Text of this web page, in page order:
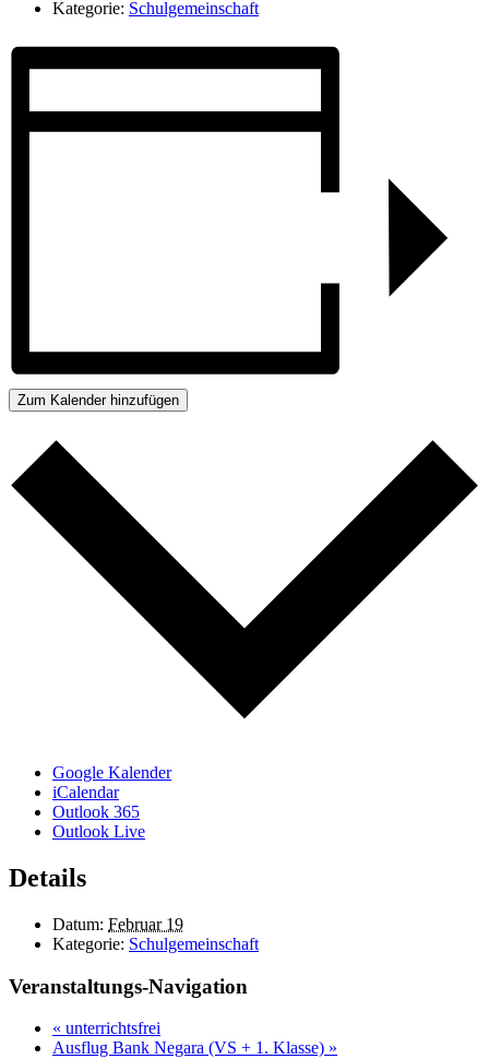
Kategorie: Schulgemeinschaft
Zum Kalender hinzufügen
Google Kalender
iCalendar
Outlook 365
Outlook Live
Details
Datum: Februar 19
Kategorie: Schulgemeinschaft
Veranstaltungs-Navigation
« unterrichtsfrei
Ausflug Bank Negara (VS + 1. Klasse) »